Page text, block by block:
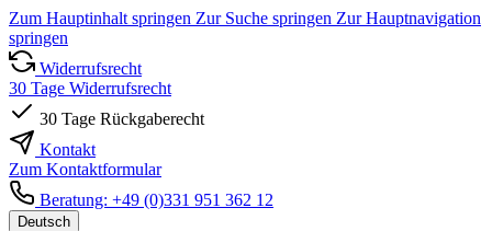
Zum Hauptinhalt springen Zur Suche springen Zur Hauptnavigation
springen
Widerrufsrecht
30 Tage Widerrufsrecht
30 Tage Rückgaberecht
Kontakt
Zum Kontaktformular
Beratung: +49 (0)331 951 362 12
Deutsch